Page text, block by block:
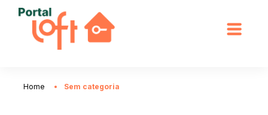
Home Sem categoria